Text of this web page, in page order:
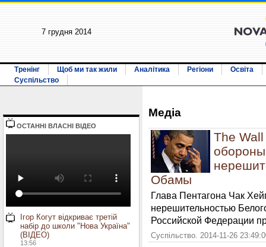
7 грудня 2014
Тренінг Щоб ми так жили Аналітика Регіони
Освіта
Суспільство
ОСТАННI ВЛАСНI ВIДЕО
Ігор Когут відкриває третій
набір до школи "Нова Україна"
(ВІДЕО)
13:56
Медiа
The
Обамы
Глава Пентагона Чак
нерешительностью
Российской Федерации
Суспільство. 2014-11-26